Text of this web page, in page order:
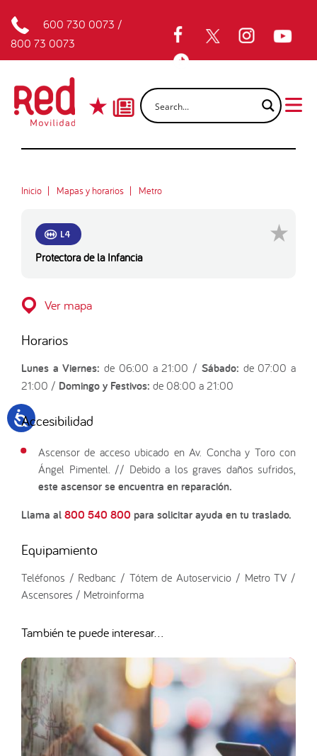
600 730 0073 /
800 73 0073
Inicio Mapas y horarios Metro
L4
Protectora de la Infancia
Ver mapa
Horarios
Lunes a Viernes: de 06:00 a 21:00 / Sábado: de 07:00 a
21:00 / Domingo y Festivos: de 08:00 a 21:00
Accesibilidad
Ascensor de acceso ubicado en Av. Concha y Toro con
Ángel Pimentel. // Debido a los graves daños sufridos,
este ascensor se encuentra en reparación.
Llama al800 540 800 para solicitar ayuda en tu traslado.
Equipamiento
Teléfonos / Redbanc / Tótem de Autoservicio / Metro TV /
Ascensores / Metroinforma
También te puede interesar...